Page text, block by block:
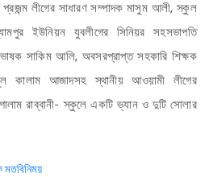
লীগের সাধারণ সম্পাদক মাসুম আলী, স্কুল
ইউনিয়ন যুবলীগের সিনিয়র সহসভাপতি
সাকিম আলি, অবসরপ্রাপ্ত সহকারি শিক্ষক
আজাদসহ স্থানীয় আওয়ামী লীগের
রাব্বানী- স্কুলে একটি ভ্যান ও দুটি সোলার
মতবিনিময়